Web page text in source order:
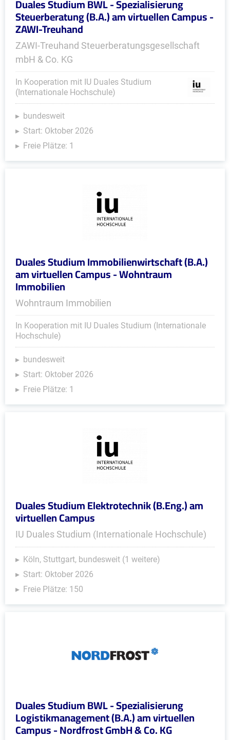
Duales Studium BWL - Spezialisierung
Steuerberatung (B.A.) am virtuellen Campus -
ZAWI-Treuhand
ZAWI-Treuhand Steuerberatungsgesellschaft
mbH & Co. KG
In Kooperation mit IU Duales Studium
(Internationale Hochschule)
bundesweit
Start: Oktober 2026
Freie Plätze: 1
Duales Studium Immobilienwirtschaft (B.A.)
am virtuellen Campus - Wohntraum
Immobilien
Wohntraum Immobilien
In Kooperation mit IU Duales Studium (Internationale
Hochschule)
bundesweit
Start: Oktober 2026
Freie Plätze: 1
Duales Studium Elektrotechnik (B.Eng.) am
virtuellen Campus
IU Duales Studium (Internationale Hochschule)
Köln, Stuttgart, bundesweit (1 weitere)
Start: Oktober 2026
Freie Plätze: 150
Duales Studium BWL - Spezialisierung
Logistikmanagement (B.A.) am virtuellen
Campus - Nordfrost GmbH & Co. KG